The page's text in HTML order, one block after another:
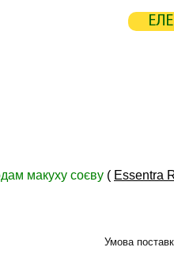
макуху соєву ( Essentra
Умова